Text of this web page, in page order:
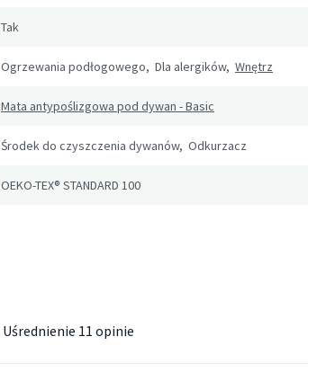
Tak
Ogrzewania podłogowego, Dla alergików, Wnętrz
Mata antypoślizgowa pod dywan - Basic
Środek do czyszczenia dywanów, Odkurzacz
OEKO-TEX® STANDARD 100
Uśrednienie 11 opinie